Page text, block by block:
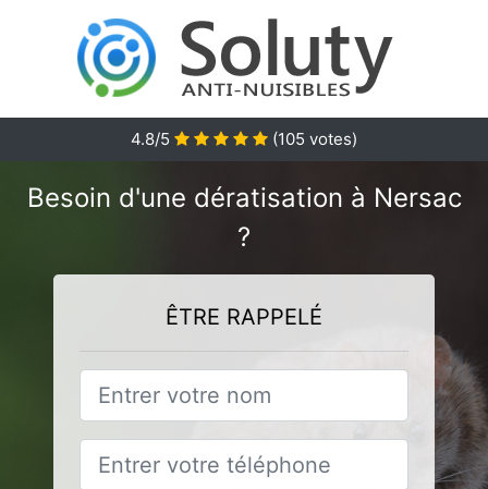
4.8/5 (105 votes)
Besoin d'une dératisation à Nersac
?
ÊTRE RAPPELÉ